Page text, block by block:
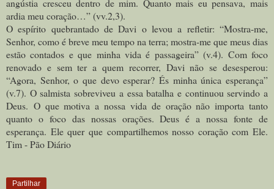
angústia cresceu dentro de mim. Quanto mais eu pensava, mais
ardia meu coração…” (vv.2,3).
O espírito quebrantado de Davi o levou a refletir: “Mostra-me,
Senhor, como é breve meu tempo na terra; mostra-me que meus dias
estão contados e que minha vida é passageira” (v.4). Com foco
renovado e sem ter a quem recorrer, Davi não se desesperou:
“Agora, Senhor, o que devo esperar? És minha única esperança”
(v.7). O salmista sobreviveu a essa batalha e continuou servindo a
Deus. O que motiva a nossa vida de oração não importa tanto
quanto o foco das nossas orações. Deus é a nossa fonte de
esperança. Ele quer que compartilhemos nosso coração com Ele.
Tim - Pão Diário
Partilhar